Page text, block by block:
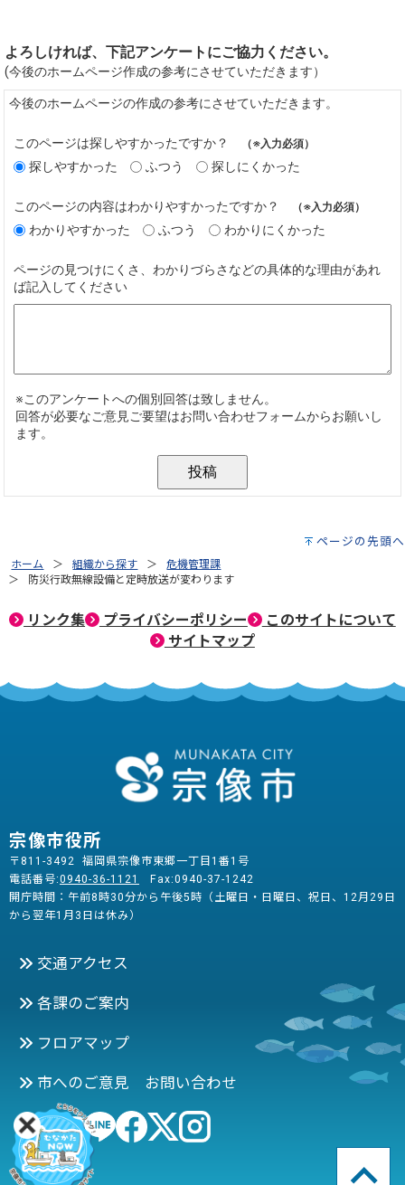
ページの先頭へ
ホーム 組織から探す
危機管理課
防災行政無線設備と定時放送が変わります
リンク集 プライバシーポリシー
このサイトについて
サイトマップ
宗像市役所
〒811-3492 福岡県宗像市東郷一丁目1番1号
電話番号:0940-36-1121
Fax:0940-37-1242
開庁時間：午前8時30分から午後5時（土曜日・日曜日、祝日、12月29日
から翌年1月3日は休み）
交通アクセス
各課のご案内
フロアマップ
市へのご意見 お問い合わせ